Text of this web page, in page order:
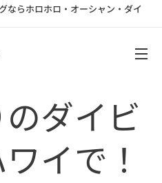
ならホロホロ・オーシャン・ダイ
ダイビ
イで！